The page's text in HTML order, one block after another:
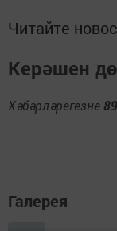
Читайте
Керәшен
Хәбәрләрегезне
Галерея